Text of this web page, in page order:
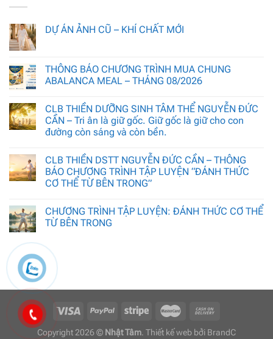
DỰ ÁN ẢNH CŨ – KHÍ CHẤT MỚI
THÔNG BÁO CHƯƠNG TRÌNH MUA CHUNG
ABALANCA MEAL – THÁNG 08/2026
CLB THIỀN DƯỠNG SINH TÂM THỂ NGUYỄN ĐỨC
CẦN – Tri ân là giữ gốc. Giữ gốc là giữ cho con
đường còn sáng và còn bền.
CLB THIỀN DSTT NGUYỄN ĐỨC CẦN – THÔNG
BÁO CHƯƠNG TRÌNH TẬP LUYỆN “ĐÁNH THỨC
CƠ THỂ TỪ BÊN TRONG”
CHƯƠNG TRÌNH TẬP LUYỆN: ĐÁNH THỨC CƠ THỂ
TỪ BÊN TRONG
Copyright 2026 © Nhật Tâm. Thiết kế web bởi BrandC